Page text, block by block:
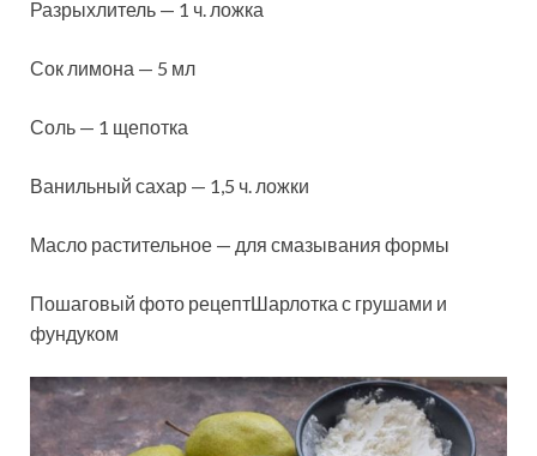
Разрыхлитель — 1 ч. ложка
Сок лимона — 5 мл
Соль — 1 щепотка
Ванильный сахар — 1,5 ч. ложки
Масло растительное — для смазывания формы
Пошаговый фото рецептШарлотка с грушами и
фундуком